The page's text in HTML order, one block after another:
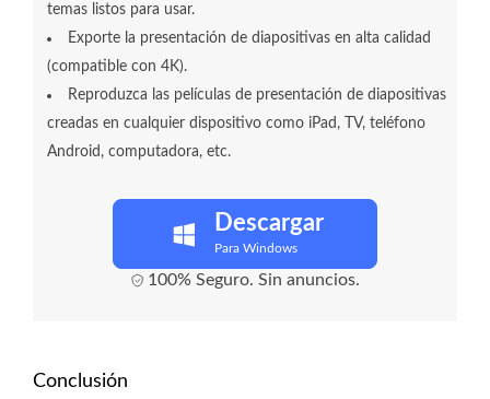
temas listos para usar.
Exporte la presentación de diapositivas en alta calidad
(compatible con 4K).
Reproduzca las películas de presentación de diapositivas
creadas en cualquier dispositivo como iPad, TV, teléfono
Android, computadora, etc.
Descargar
Para Windows
100% Seguro. Sin anuncios.
Conclusión